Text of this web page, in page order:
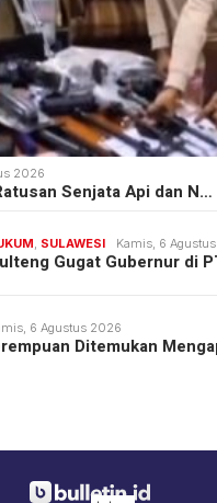
2026
Senjata Api dan N…
SULAWESI Kamis, 6
Gugat Gubernur di
6 Agustus 2026
Ditemukan